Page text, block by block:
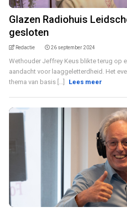
Glazen Radiohuis
gesloten
Redactie 26 september 2024
Wethouder Jeffrey Keus blikte terug op
aandacht voor laaggeletterdheid. Het
thema van basis [...]
Lees meer